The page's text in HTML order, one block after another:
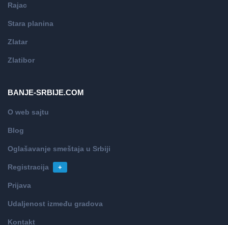
Rajac
Stara planina
Zlatar
Zlatibor
BANJE-SRBIJE.COM
O web sajtu
Blog
Oglašavanje smeštaja u Srbiji
Registracija +
Prijava
Udaljenost između gradova
Kontakt